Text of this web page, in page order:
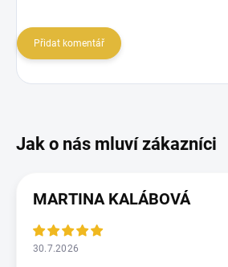
Přidat komentář
MARTINA KALÁBOVÁ
30.7.2026